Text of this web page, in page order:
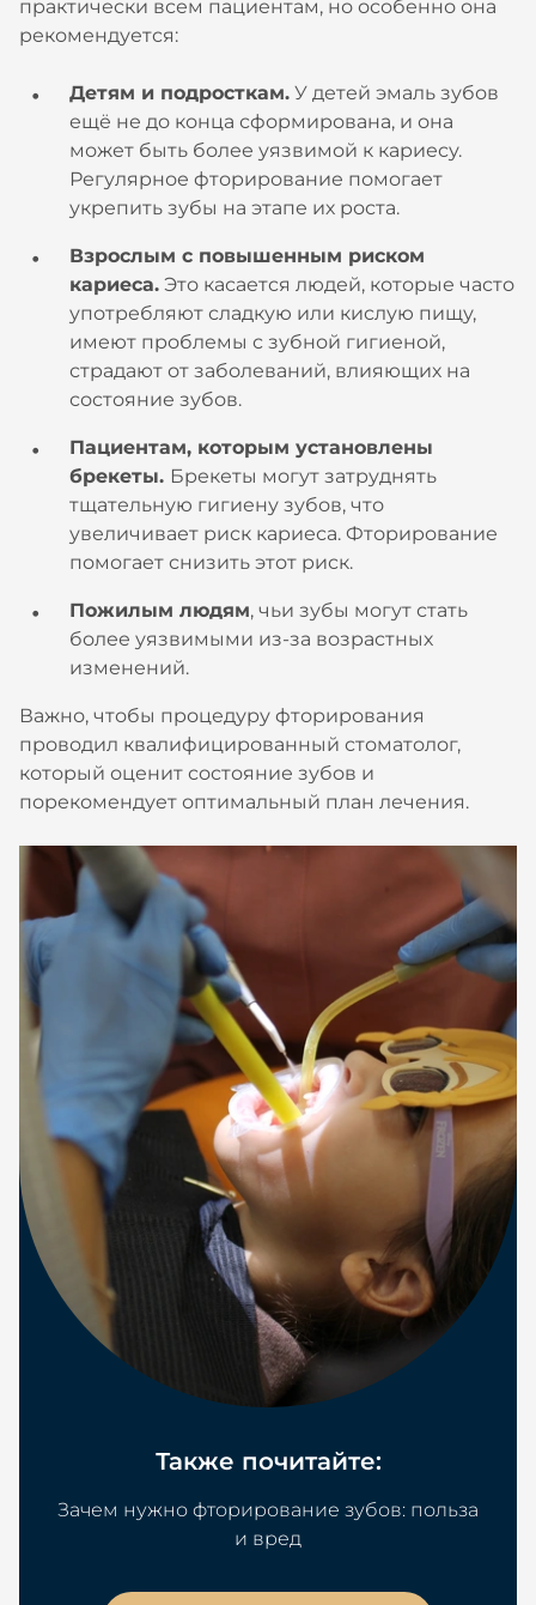
практически всем пациентам, но особенно она
рекомендуется:
Детям и подросткам. У детей эмаль зубов
ещё не до конца сформирована, и она
может быть более уязвимой к кариесу.
Регулярное фторирование помогает
укрепить зубы на этапе их роста.
Взрослым с повышенным риском
кариеса. Это касается людей, которые часто
употребляют сладкую или кислую пищу,
имеют проблемы с зубной гигиеной,
страдают от заболеваний, влияющих на
состояние зубов.
Пациентам, которым установлены
брекеты. Брекеты могут затруднять
тщательную гигиену зубов, что
увеличивает риск кариеса. Фторирование
помогает снизить этот риск.
Пожилым людям, чьи зубы могут стать
более уязвимыми из-за возрастных
изменений.
Важно, чтобы процедуру фторирования
проводил квалифицированный стоматолог,
который оценит состояние зубов и
порекомендует оптимальный план лечения.
Также почитайте:
Зачем нужно фторирование зубов: польза
и вред